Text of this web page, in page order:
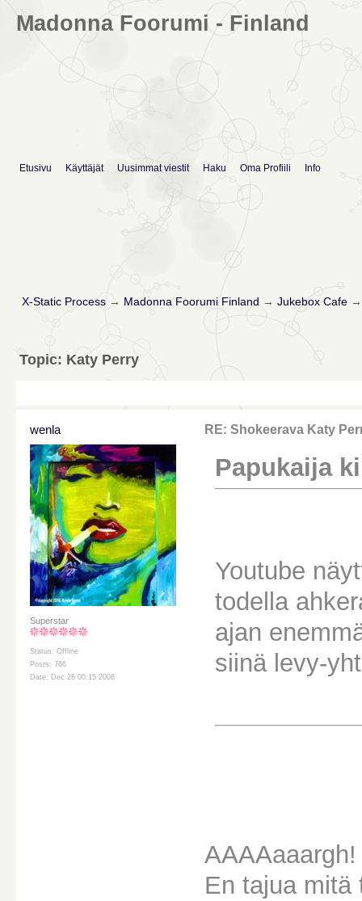
Madonna Foorumi - Finland
Etusivu Käyttäjät Uusimmat viestit Haku Oma Profiili Info
X-Static Process→ Madonna Foorumi Finland → Jukebox Cafe
Topic: Katy Perry
wenla
Superstar
Status: Offline
Posts: 766
Date: Dec 26 00:15 2008
RE: Shokeerava Katy
Papukaija
Youtube
todella
ajan
siinä levy-
En tajua mitä